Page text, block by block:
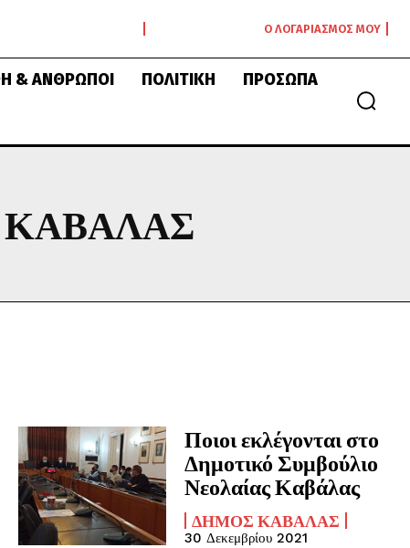
Ο ΛΟΓΑΡΙΑΣΜΌΣ ΜΟΥ
& ΆΝΘΡΩΠΟΙ ΠΟΛΙΤΙΚΉ ΠΡΌΣΩΠΑ
Ποιοι εκλέγονται στο
Δημοτικό Συμβούλιο
Νεολαίας Καβάλας
ΔΉΜΟΣ ΚΑΒΆΛΑΣ
30 Δεκεμβρίου 2021